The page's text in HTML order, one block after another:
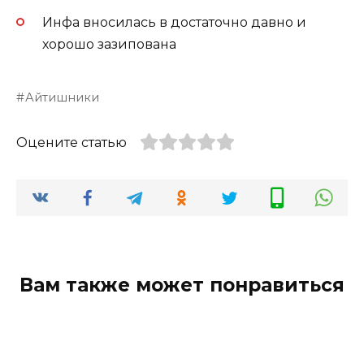
Инфа вносилась в достаточно давно и
хорошо зазипована
Айтишники
Оцените статью
Вам также может понравиться